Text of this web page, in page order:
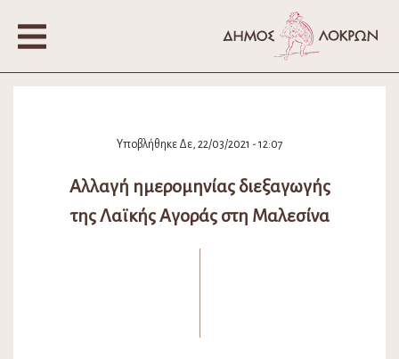
Υποβλήθηκε Δε, 22/03/2021 - 12:07
Αλλαγή ημερομηνίας διεξαγωγής
της Λαϊκής Αγοράς στη Μαλεσίνα